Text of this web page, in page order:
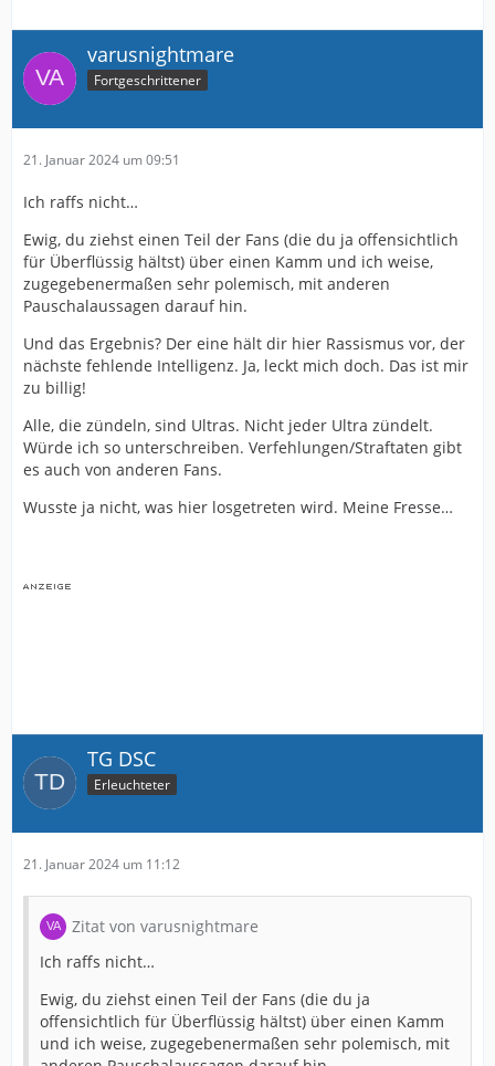
varusnightmare
Fortgeschrittener
21. Januar 2024 um 09:51
Ich raffs nicht…
Ewig, du ziehst einen Teil der Fans (die du ja offensichtlich
für Überflüssig hältst) über einen Kamm und ich weise,
zugegebenermaßen sehr polemisch, mit anderen
Pauschalaussagen darauf hin.
Und das Ergebnis? Der eine hält dir hier Rassismus vor, der
nächste fehlende Intelligenz. Ja, leckt mich doch. Das ist mir
zu billig!
Alle, die zündeln, sind Ultras. Nicht jeder Ultra zündelt.
Würde ich so unterschreiben. Verfehlungen/Straftaten gibt
es auch von anderen Fans.
Wusste ja nicht, was hier losgetreten wird. Meine Fresse…
TG DSC
Erleuchteter
21. Januar 2024 um 11:12
Zitat von varusnightmare
Ich raffs nicht…
Ewig, du ziehst einen Teil der Fans (die du ja
offensichtlich für Überflüssig hältst) über einen Kamm
und ich weise, zugegebenermaßen sehr polemisch, mit